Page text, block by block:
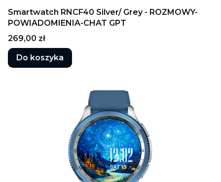
Smartwatch RNCF40 Silver/ Grey - ROZMOWY-
POWIADOMIENIA-CHAT GPT
Cena
269,00 zł
Do koszyka